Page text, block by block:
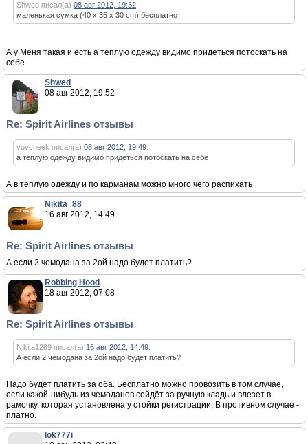
Shwed писал(а) 08 авг 2012, 19:32:
маленькая сумка (40 x 35 x 30 cm) бесплатно
А у Меня такая и есть а теплую одежду видимо придеться потоскать на
себе
Shwed
08 авг 2012, 19:52
Re: Spirit Airlines отзывы
vovcheek писал(а) 08 авг 2012, 19:49:
а теплую одежду видимо придеться потоскать на себе
А в тёплую одежду и по карманам можно много чего распихать
Nikita_88
16 авг 2012, 14:49
Re: Spirit Airlines отзывы
А если 2 чемодана за 2ой надо будет платить?
Robbing Hood
18 авг 2012, 07:08
Re: Spirit Airlines отзывы
Nikita1289 писал(а) 16 авг 2012, 14:49:
А если 2 чемодана за 2ой надо будет платить?
Надо будет платить за оба. Бесплатно можно провозить в том случае,
если какой-нибудь из чемоданов сойдёт за ручную кладь и влезет в
рамочку, которая установлена у стойки регистрации. В противном случае -
платно.
lok777i